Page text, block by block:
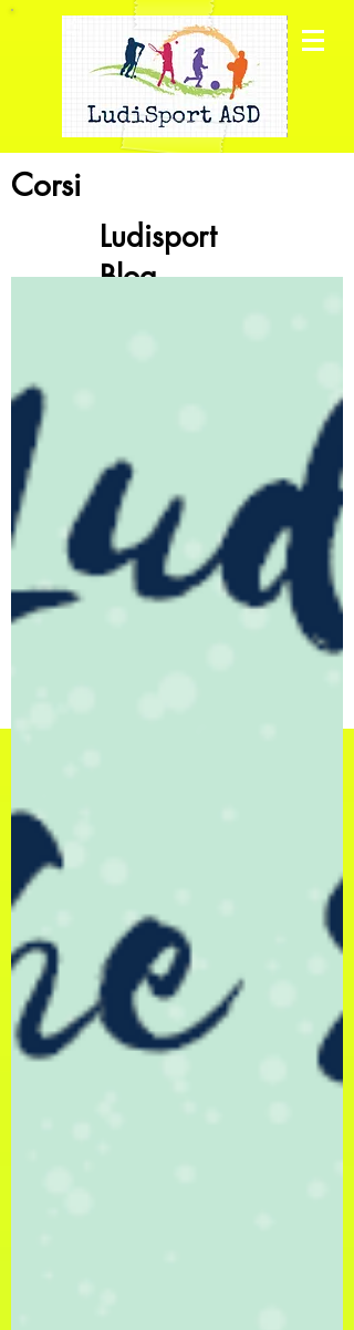
Corsi
Ludisport
Blog